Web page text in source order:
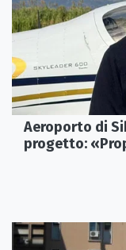
Aeroporto di
progetto: